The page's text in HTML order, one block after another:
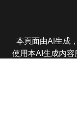
本頁面由AI生成
使用本AI生成內